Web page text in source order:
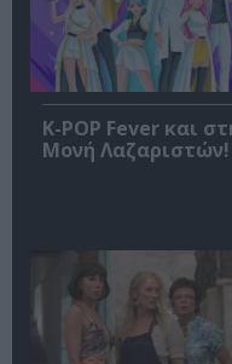
K-POP Fever και
Μονή Λαζαριστών!